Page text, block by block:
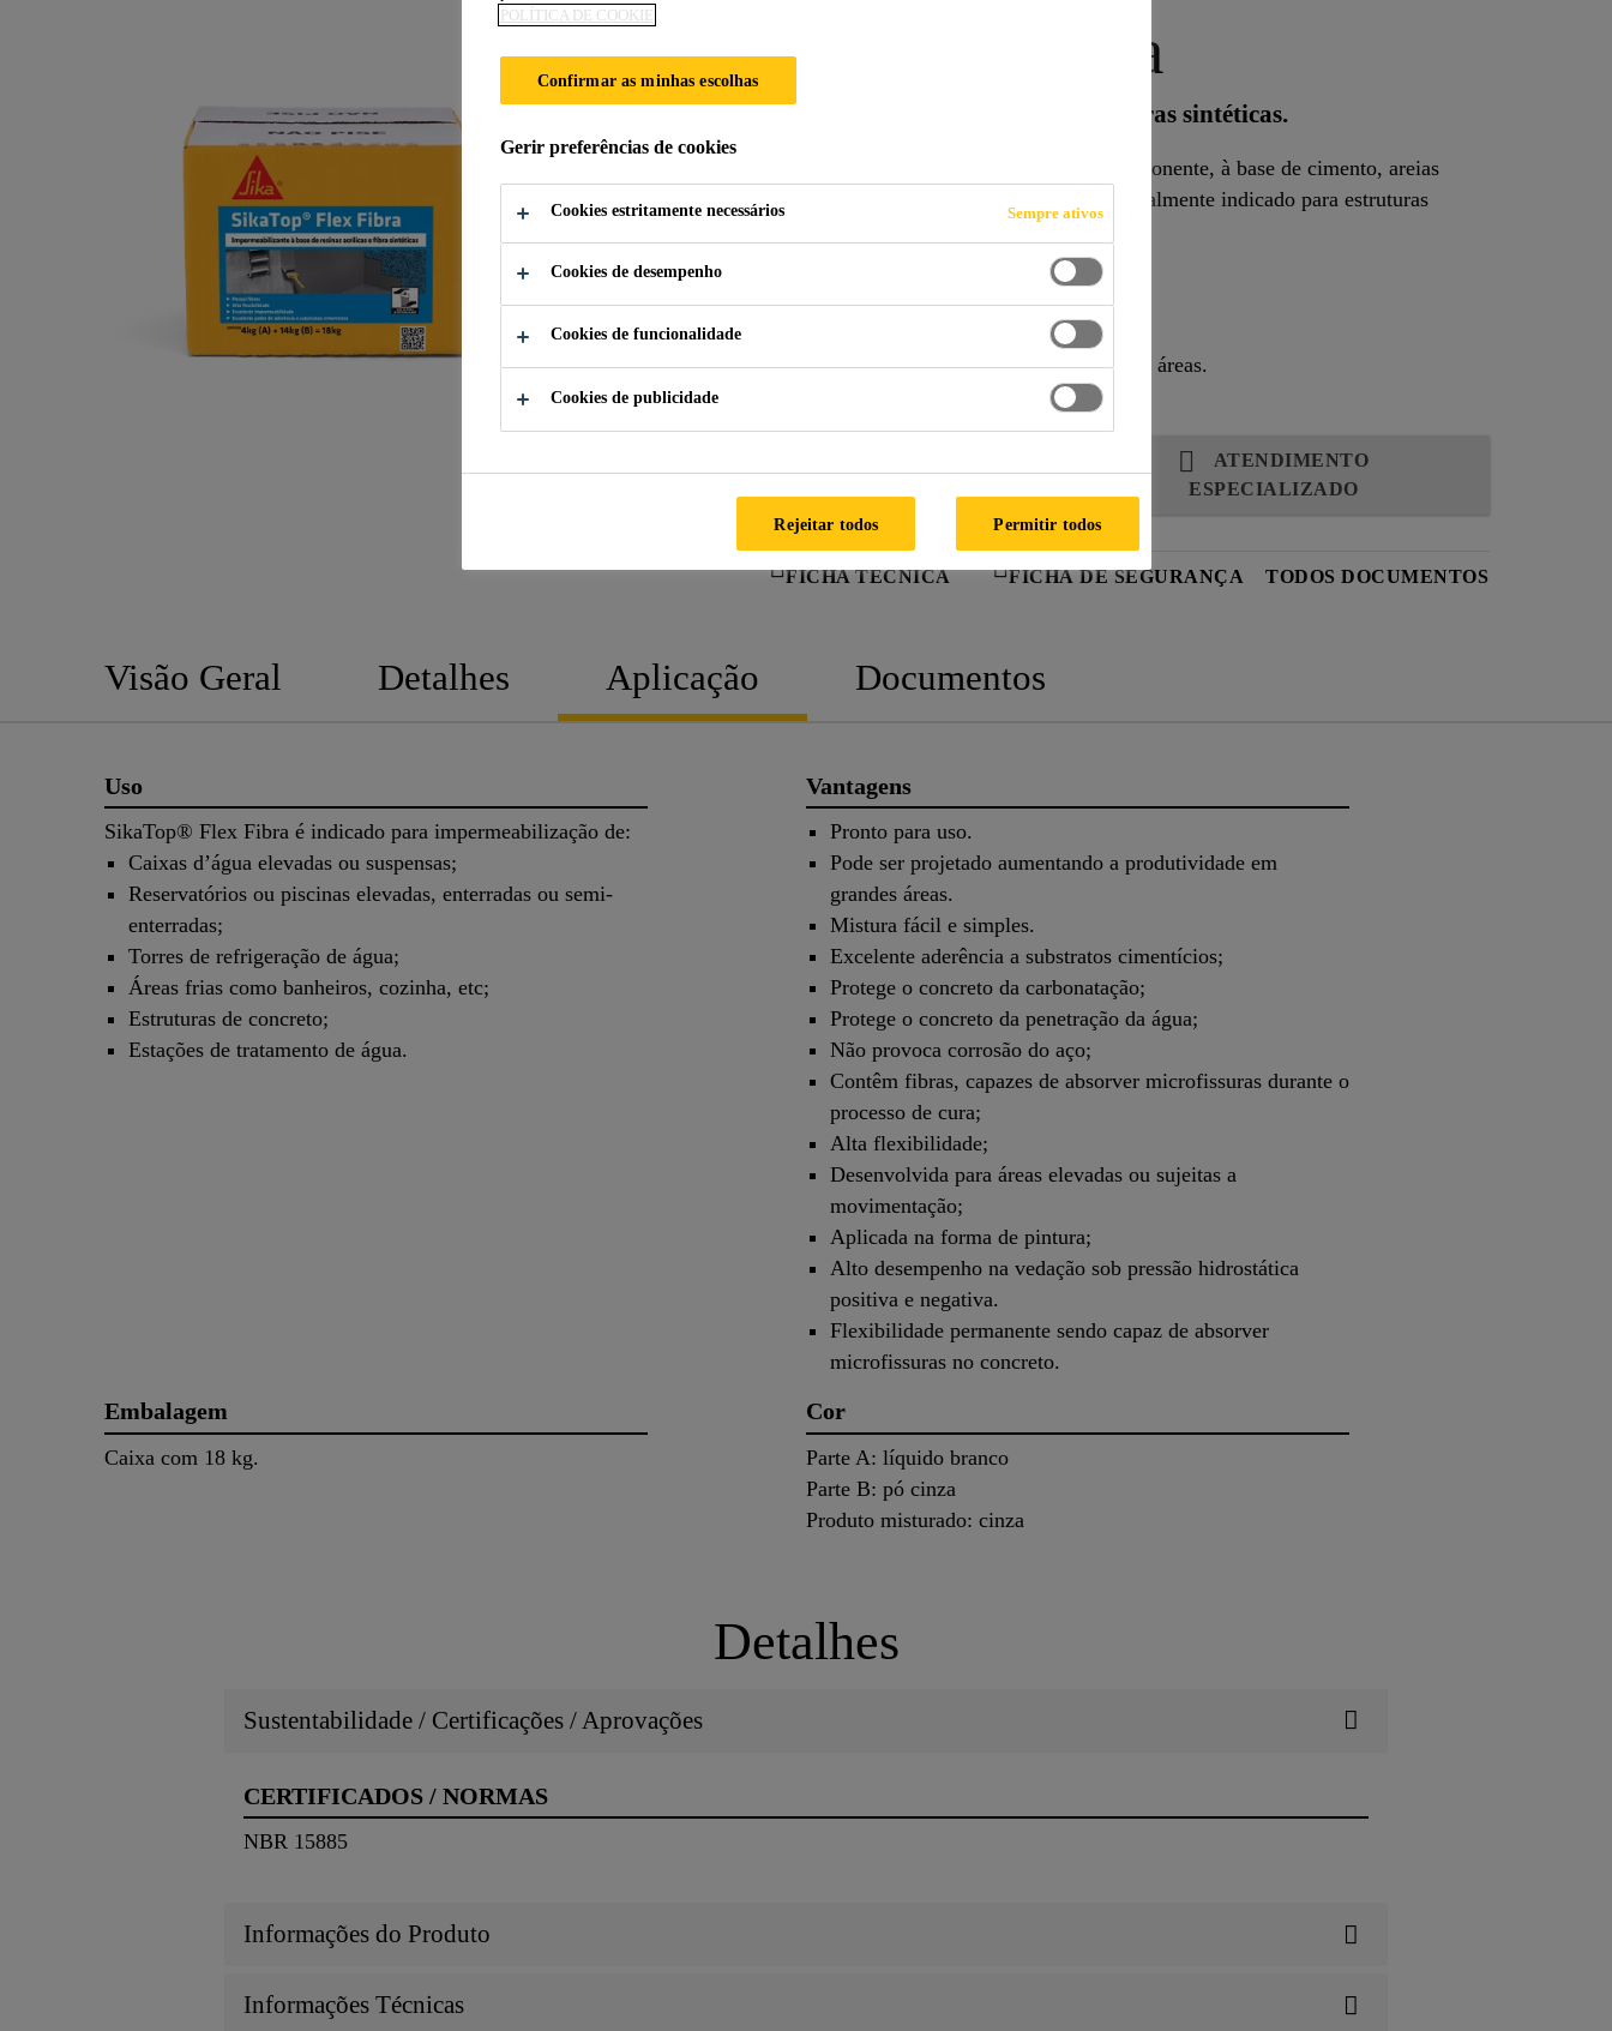
SikaTop® Flex Fibra
Impermeabilizante à base de resinas acrílicas e fibras sintéticas.
SikaTop® Flex Fibra é um impermeabilizante flexível, bicomponente, à base de cimento, areias
selecionadas, resina acrílica especial e fibras sintéticas. Especialmente indicado para estruturas
Pronto para uso.
Pode ser projetado aumentando a produtividade em grandes áreas.
Mistura fácil e simples.
ATENDIMENTO
ESPECIALIZADO
FICHA TÉCNICA FICHA DE SEGURANÇA TODOS DOCUMENTOS
Visão Geral Detalhes Aplicação Documentos
Uso
SikaTop® Flex Fibra é indicado para impermeabilização de:
Caixas d’água elevadas ou suspensas;
Reservatórios ou piscinas elevadas, enterradas ou semi-
enterradas;
Torres de refrigeração de água;
Áreas frias como banheiros, cozinha, etc;
Estruturas de concreto;
Estações de tratamento de água.
Vantagens
Pronto para uso.
Pode ser projetado aumentando a produtividade em
grandes áreas.
Mistura fácil e simples.
Excelente aderência a substratos cimentícios;
Protege o concreto da carbonatação;
Protege o concreto da penetração da água;
Não provoca corrosão do aço;
Contêm fibras, capazes de absorver microfissuras durante o
processo de cura;
Alta flexibilidade;
Desenvolvida para áreas elevadas ou sujeitas a
movimentação;
Aplicada na forma de pintura;
Alto desempenho na vedação sob pressão hidrostática
positiva e negativa.
Flexibilidade permanente sendo capaz de absorver
microfissuras no concreto.
Embalagem
Caixa com 18 kg.
Cor
Parte A: líquido branco
Parte B: pó cinza
Produto misturado: cinza
Detalhes
Sustentabilidade / Certificações / Aprovações
CERTIFICADOS / NORMAS
NBR 15885
Informações do Produto
Informações Técnicas
POLÍTICA DE COOKIE
Confirmar as minhas escolhas
Gerir preferências de cookies
Cookies estritamente necessários Sempre ativos
Cookies de desempenho
Cookies de funcionalidade
Cookies de publicidade
Rejeitar todos Permitir todos